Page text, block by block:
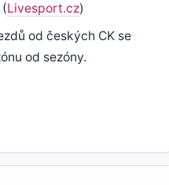
Livesport.cz)
od českých CK se
od sezóny.